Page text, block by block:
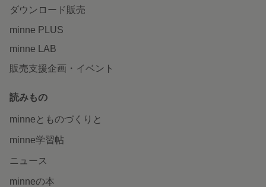
ダウンロード販売
minne PLUS
minne LAB
販売支援企画・イベント
読みもの
minneとものづくりと
minne学習帖
ニュース
minneの本